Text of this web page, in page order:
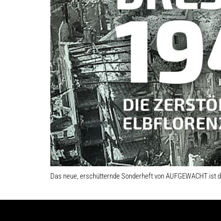
Das neue, erschütternde Sonderheft von AUFGEWACHT ist